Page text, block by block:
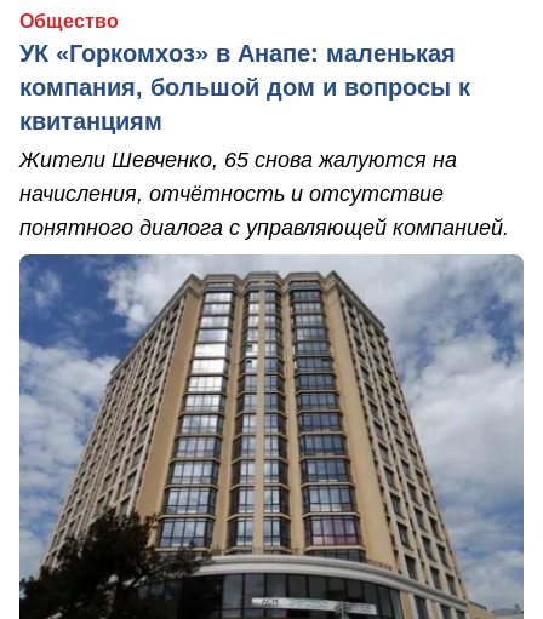
Общество
УК «Горкомхоз» в Анапе: маленькая
компания, большой дом и вопросы к
квитанциям
Жители Шевченко, 65 снова жалуются на
начисления, отчётность и отсутствие
понятного диалога с управляющей компанией.